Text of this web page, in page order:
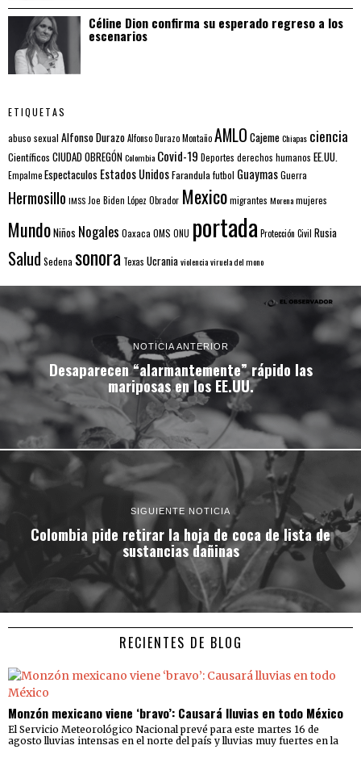
Céline Dion confirma su esperado regreso a los
escenarios
ETIQUETAS
abuso sexual Alfonso DurazoAlfonso Durazo MontañoAMLO CajemeChiapas ciencia
Científicos CIUDAD OBREGÓNColombia Covid-19 Deportes derechos humanos EE.UU.
EmpalmeEspectaculos Estados UnidosFarandulafutbol GuaymasGuerra
Hermosillo IMSS Joe Biden López Obrador Mexicomigrantes Morenamujeres
MundoNiños Nogales Oaxaca OMS ONU portada Protección Civil Rusia
Salud Sedena sonora Texas Ucraniaviolenciaviruela del mono
NOTICIA ANTERIOR
Desaparecen “alarmantemente” rápido las
mariposas en los EE.UU.
SIGUIENTE NOTICIA
Colombia pide retirar la hoja de coca de lista de
sustancias dañinas
RECIENTES DE BLOG
Monzón mexicano viene ‘bravo’: Causará lluvias en todo México
El Servicio Meteorológico Nacional prevé para este martes 16 de
agosto lluvias intensas en el norte del país y lluvias muy fuertes en la